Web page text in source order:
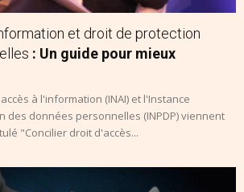
et droit de protection
: Un guide pour mieux
à l'information (INAI) et l'Instance
des données personnelles (INPDP) viennent
"Concilier droit d'accès...